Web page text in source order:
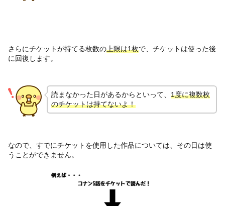
さらにチケットが持てる枚数の上限は1枚で、チケットは使った後
に回復します。
読まなかった日があるからといって、 1度に複数枚
のチケットは持てないよ！
なので、すでにチケットを使用した作品については、その日は使
うことができません。